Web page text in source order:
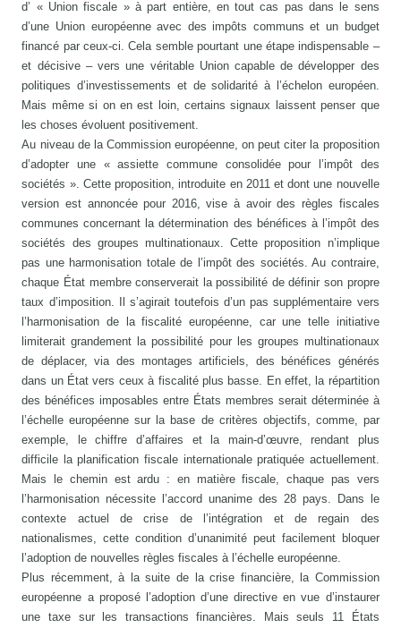
d’ « Union fiscale » à part entière, en tout cas pas dans le sens
d’une Union européenne avec des impôts communs et un budget
financé par ceux-ci. Cela semble pourtant une étape indispensable –
et décisive – vers une véritable Union capable de développer des
politiques d’investissements et de solidarité à l’échelon européen.
Mais même si on en est loin, certains signaux laissent penser que
les choses évoluent positivement.
Au niveau de la Commission européenne, on peut citer la proposition
d’adopter une « assiette commune consolidée pour l’impôt des
sociétés ». Cette proposition, introduite en 2011 et dont une nouvelle
version est annoncée pour 2016, vise à avoir des règles fiscales
communes concernant la détermination des bénéfices à l’impôt des
sociétés des groupes multinationaux. Cette proposition n’implique
pas une harmonisation totale de l’impôt des sociétés. Au contraire,
chaque État membre conserverait la possibilité de définir son propre
taux d’imposition. Il s’agirait toutefois d’un pas supplémentaire vers
l’harmonisation de la fiscalité européenne, car une telle initiative
limiterait grandement la possibilité pour les groupes multinationaux
de déplacer, via des montages artificiels, des bénéfices générés
dans un État vers ceux à fiscalité plus basse. En effet, la répartition
des bénéfices imposables entre États membres serait déterminée à
l’échelle européenne sur la base de critères objectifs, comme, par
exemple, le chiffre d’affaires et la main-d’œuvre, rendant plus
difficile la planification fiscale internationale pratiquée actuellement.
Mais le chemin est ardu : en matière fiscale, chaque pas vers
l’harmonisation nécessite l’accord unanime des 28 pays. Dans le
contexte actuel de crise de l’intégration et de regain des
nationalismes, cette condition d’unanimité peut facilement bloquer
l’adoption de nouvelles règles fiscales à l’échelle européenne.
Plus récemment, à la suite de la crise financière, la Commission
européenne a proposé l’adoption d’une directive en vue d’instaurer
une taxe sur les transactions financières. Mais seuls 11 États